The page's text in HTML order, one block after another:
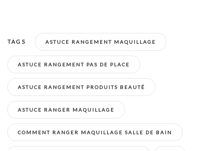
TAGS ASTUCE RANGEMENT MAQUILLAGE
ASTUCE RANGEMENT PAS DE PLACE
ASTUCE RANGEMENT PRODUITS BEAUTÉ
ASTUCE RANGER MAQUILLAGE
COMMENT RANGER MAQUILLAGE SALLE DE BAIN